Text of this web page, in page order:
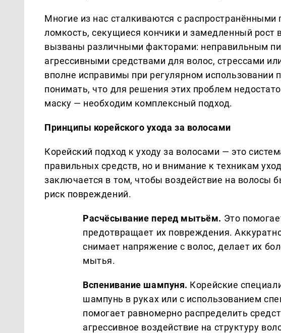
Многие из нас сталкиваются с
ломкость, секущиеся кончики и замедленный рост
вызваны различными факторами: неправильным
агрессивными средствами для волос, стрессами
вполне исправимы при регулярном использовании
понимать, что для решения этих проблем
маску — необходим комплексный подход.
Принципы корейского ухода за волосами
Корейский подход к уходу за волосами — это
правильных средств, но и внимание к техникам
заключается в том, чтобы воздействие на
риск повреждений.
Расчёсывание перед мытьём. Это
предотвращает их повреждения.
снимает напряжение с волос, делает их
мытья.
Вспенивание шампуня. Корейские
шампунь в руках или с использованием
помогает равномерно распределить
агрессивное воздействие на структуру